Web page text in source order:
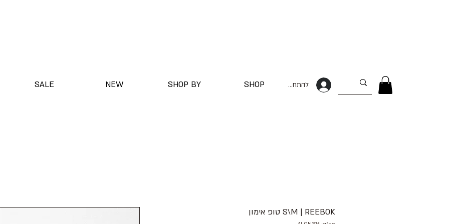
להתחברות SALE NEW SHOP BY SHOP
S\M | REEBOK טופ אימון